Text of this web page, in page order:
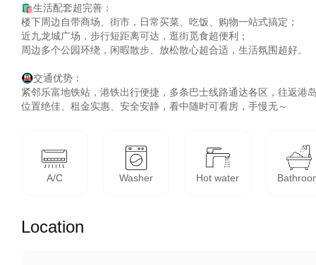
🛍️生活配套超完善：
楼下周边自带商场、街市，日常买菜、吃饭、购物一站式搞定；
近九龙城广场，步行短距离可达，逛街觅食超便利；
周边多个公园环绕，闲暇散步、放松散心超合适，生活氛围超好。
🚇交通优势：
紧邻乐富地铁站，港铁出行便捷，多条巴士线路通达各区，往返港
位置绝佳、租金实惠、安全安静，看中随时可看房，手慢无～
A/C Washer Hot water
Location